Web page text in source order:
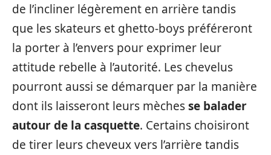
de l’incliner légèrement en arrière tandis
que les skateurs et ghetto-boys préféreront
la porter à l’envers pour exprimer leur
attitude rebelle à l’autorité. Les chevelus
pourront aussi se démarquer par la manière
dont ils laisseront leurs mèchesse balader
autour de la casquette. Certains choisiront
de tirer leurs cheveux vers l’arrière tandis